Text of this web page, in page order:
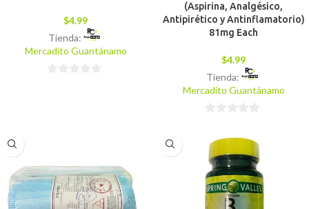
$4.99
Tienda:
Mercadito Guantánamo
(Aspirina, Analgésico,
Antipirético y Antinflamatorio)
81mg Each
$4.99
Tienda:
Mercadito Guantánamo
de
5